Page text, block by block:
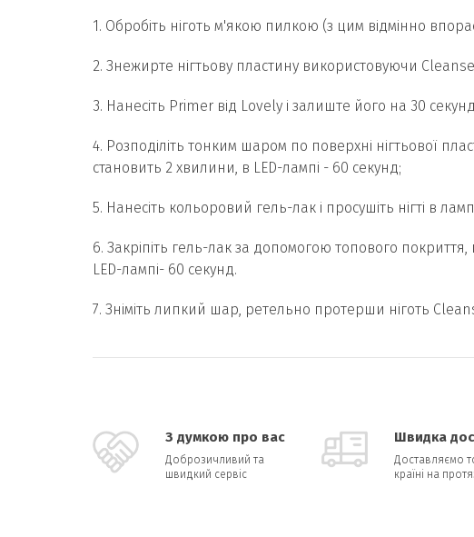
1. Обробіть ніготь м'якою пилкою (з цим відмінно
2. Знежирте нігтьову пластину використовуючи
3. Нанесіть Primer від Lovely і залиште його на 30
4. Розподіліть тонким шаром по поверхні нігтьової
становить 2 хвилини, в LED-лампі - 60 секунд;
5. Нанесіть кольоровий гель-лак і просушіть нігті в
6. Закріпіть гель-лак за допомогою топового
LED-лампі- 60 секунд.
7. Зніміть липкий шар, ретельно протерши ніготь
З думкою про вас
Доброзичливий та
швидкий сервіс
Швидка
Доставляємо
країні на